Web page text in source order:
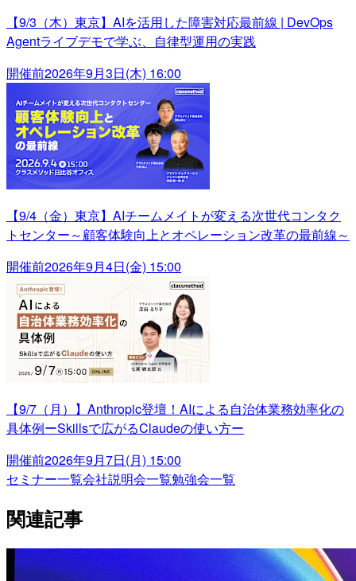
【9/3（木）東京】AIを活用した障害対応最前線 | DevOps
Agentライブデモで学ぶ、自律型運用の実践
開催前2026年9月3日(木) 16:00
【9/4（金）東京】AIチームメイトが変える次世代コンタク
トセンター～顧客体験向上とオペレーション改革の最前線～
開催前2026年9月4日(金) 15:00
【9/7（月）】Anthropic登壇！AIによる自治体業務効率化の
具体例ーSkillsで広がるClaudeの使い方ー
開催前2026年9月7日(月) 15:00
セミナー一覧会社説明会一覧勉強会一覧
関連記事